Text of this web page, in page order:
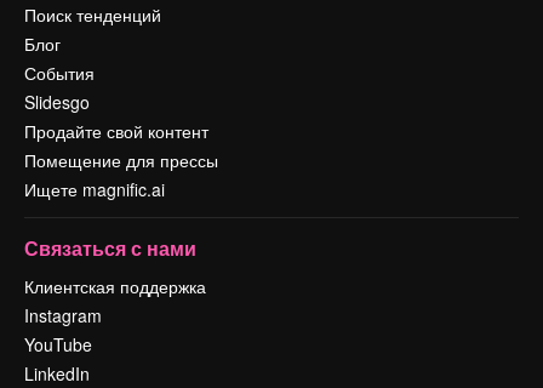
Поиск тенденций
Блог
События
Slidesgo
Продайте свой контент
Помещение для прессы
Ищете magnific.ai
Связаться с нами
Клиентская поддержка
Instagram
YouTube
LinkedIn